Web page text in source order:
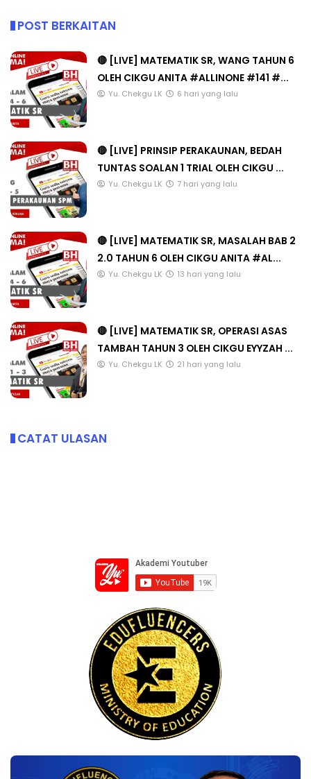
POST BERKAITAN
🔴 [LIVE] MATEMATIK SR, WANG TAHUN 6
OLEH CIKGU ANITA #ALLINONE #141 #...
Yu. Chekgu LK 6 hari yang lalu
🔴 [LIVE] PRINSIP PERAKAUNAN, BEDAH
TUNTAS SOALAN 1 TRIAL OLEH CIKGU ...
Yu. Chekgu LK 7 hari yang lalu
🔴 [LIVE] MATEMATIK SR, MASALAH BAB 2
2.0 TAHUN 6 OLEH CIKGU ANITA #AL...
Yu. Chekgu LK 13 hari yang lalu
🔴 [LIVE] MATEMATIK SR, OPERASI ASAS
TAMBAH TAHUN 3 OLEH CIKGU EYYZAH ...
Yu. Chekgu LK 21 hari yang lalu
CATAT ULASAN